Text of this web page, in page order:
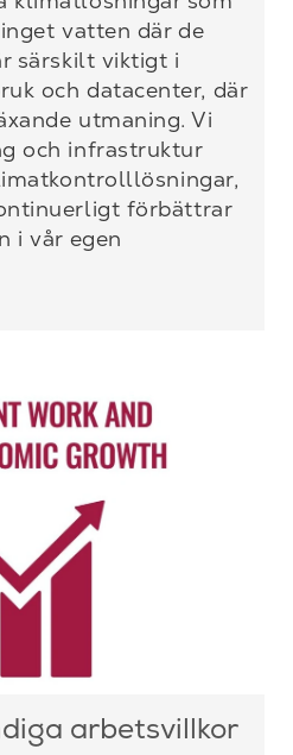
vatten där de
särskilt viktigt i
och datacenter, där
utmaning. Vi
och infrastruktur
förbättrar
i vår egen
arbetsvillkor